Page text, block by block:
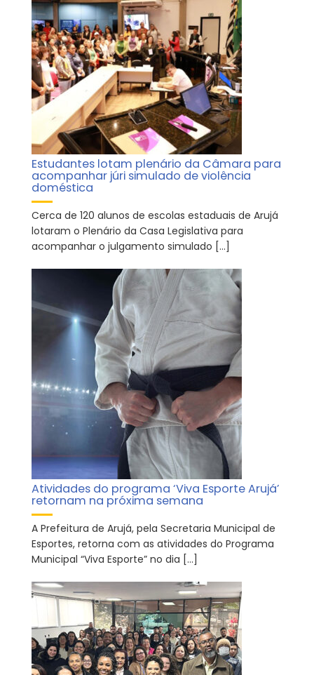
Estudantes lotam plenário da Câmara para
acompanhar júri simulado de violência
doméstica
Cerca de 120 alunos de escolas estaduais de Arujá
lotaram o Plenário da Casa Legislativa para
acompanhar o julgamento simulado […]
Atividades do programa ‘Viva Esporte Arujá’
retornam na próxima semana
A Prefeitura de Arujá, pela Secretaria Municipal de
Esportes, retorna com as atividades do Programa
Municipal “Viva Esporte” no dia […]